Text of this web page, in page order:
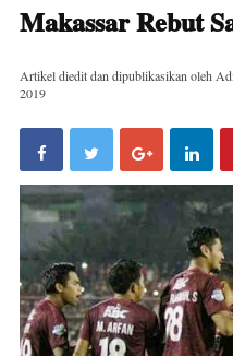
Makassar Rebut
Artikel diedit dan dipublikasikan oleh
2019